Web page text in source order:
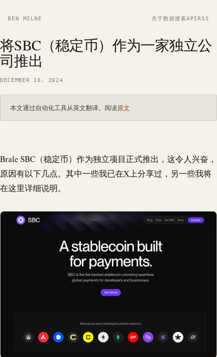
BEN MILNE 关于数据搜索APIRSS
将SBC（稳定币）作为一家独立公
司推出
DECEMBER 10, 2024
本文通过自动化工具从英文翻译。阅读原文
Brale SBC（稳定币）作为独立项目正式推出，这令人兴奋，
原因有以下几点。其中一些我已在X上分享过，另一些我将
在这里详细说明。